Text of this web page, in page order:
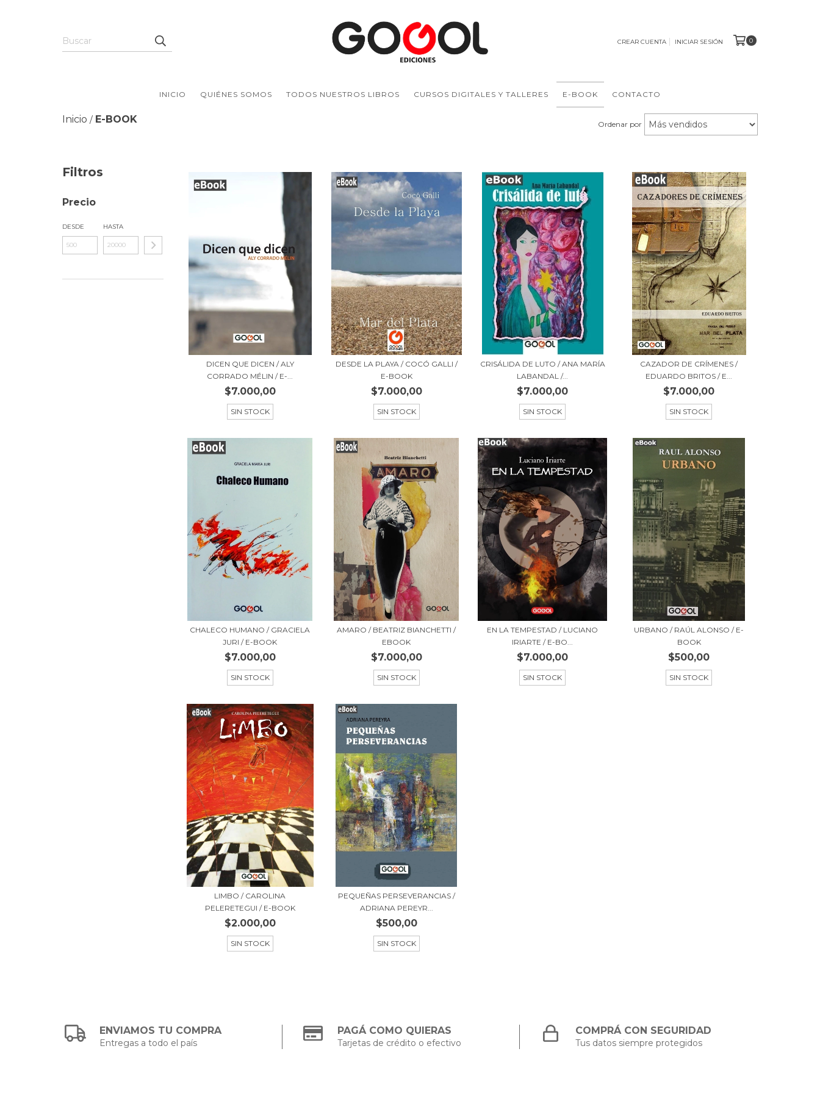
CREAR CUENTA INICIAR SESIÓN 0
INICIO QUIÉNES SOMOS TODOS NUESTROS LIBROS CURSOS DIGITALES Y TALLERES E-BOOK CONTACTO
Inicio / E-BOOK Ordenar por
Filtros
Precio
DESDE HASTA
DICEN QUE DICEN / ALY
CORRADO MÉLIN / E-...
$7.000,00
SIN STOCK
DESDE LA PLAYA / COCÓ GALLI /
E-BOOK
$7.000,00
SIN STOCK
CRISÁLIDA DE LUTO / ANA MARÍA
LABANDAL /...
$7.000,00
SIN STOCK
CAZADOR DE CRÍMENES /
EDUARDO BRITOS / E...
$7.000,00
SIN STOCK
CHALECO HUMANO / GRACIELA
JURI / E-BOOK
$7.000,00
SIN STOCK
AMARO / BEATRIZ BIANCHETTI /
EBOOK
$7.000,00
SIN STOCK
EN LA TEMPESTAD / LUCIANO
IRIARTE / E-BO...
$7.000,00
SIN STOCK
URBANO / RAÚL ALONSO / E-
BOOK
$500,00
SIN STOCK
LIMBO / CAROLINA
PELERETEGUI / E-BOOK
$2.000,00
SIN STOCK
PEQUEÑAS PERSEVERANCIAS /
ADRIANA PEREYR...
$500,00
SIN STOCK
ENVIAMOS TU COMPRA
Entregas a todo el país
PAGÁ COMO QUIERAS
Tarjetas de crédito o efectivo
COMPRÁ CON SEGURIDAD
Tus datos siempre protegidos